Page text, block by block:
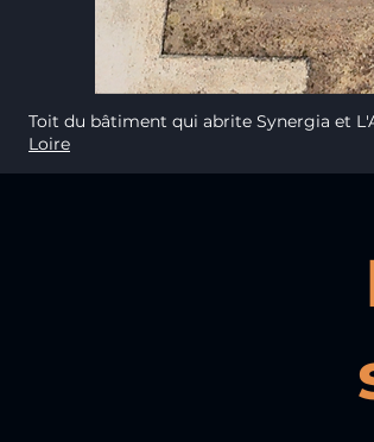
Toit du bâtiment qui abrite Synergia et
Loire